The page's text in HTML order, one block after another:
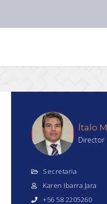
Ítalo
Director
Secretaria
Karen Ibarra Jara
+56 58 2205260